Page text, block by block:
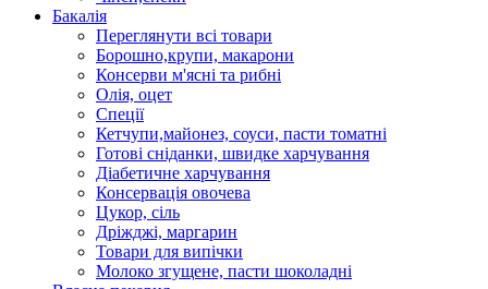
Бакалія
Переглянути всі товари
Борошно,крупи, макарони
Консерви м'ясні та рибні
Олія, оцет
Спеції
Кетчупи,майонез, соуси, пасти томатні
Готові сніданки, швидке харчування
Діабетичне харчування
Консервація овочева
Цукор, сіль
Дріжджі, маргарин
Товари для випічки
Молоко згущене, пасти шоколадні